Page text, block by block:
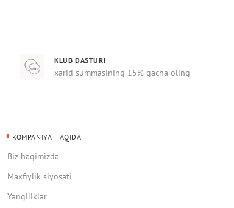
KLUB DASTURI
xarid summasining 15% gacha oling
KOMPANIYA HAQIDA
Biz haqimizda
Maxfiylik siyosati
Yangiliklar